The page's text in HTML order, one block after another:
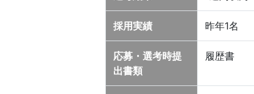
採用実績 昨年1名
応募・選考時提
出書類
履歴書